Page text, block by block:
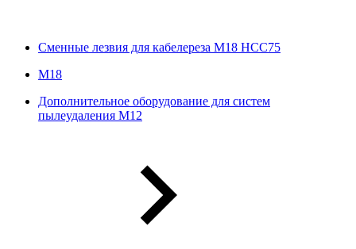
Сменные лезвия для кабелереза M18 HCC75
М18
Дополнительное оборудование для систем
пылеудаления М12